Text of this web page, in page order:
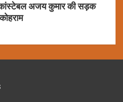
अजय कुमार की सड़क